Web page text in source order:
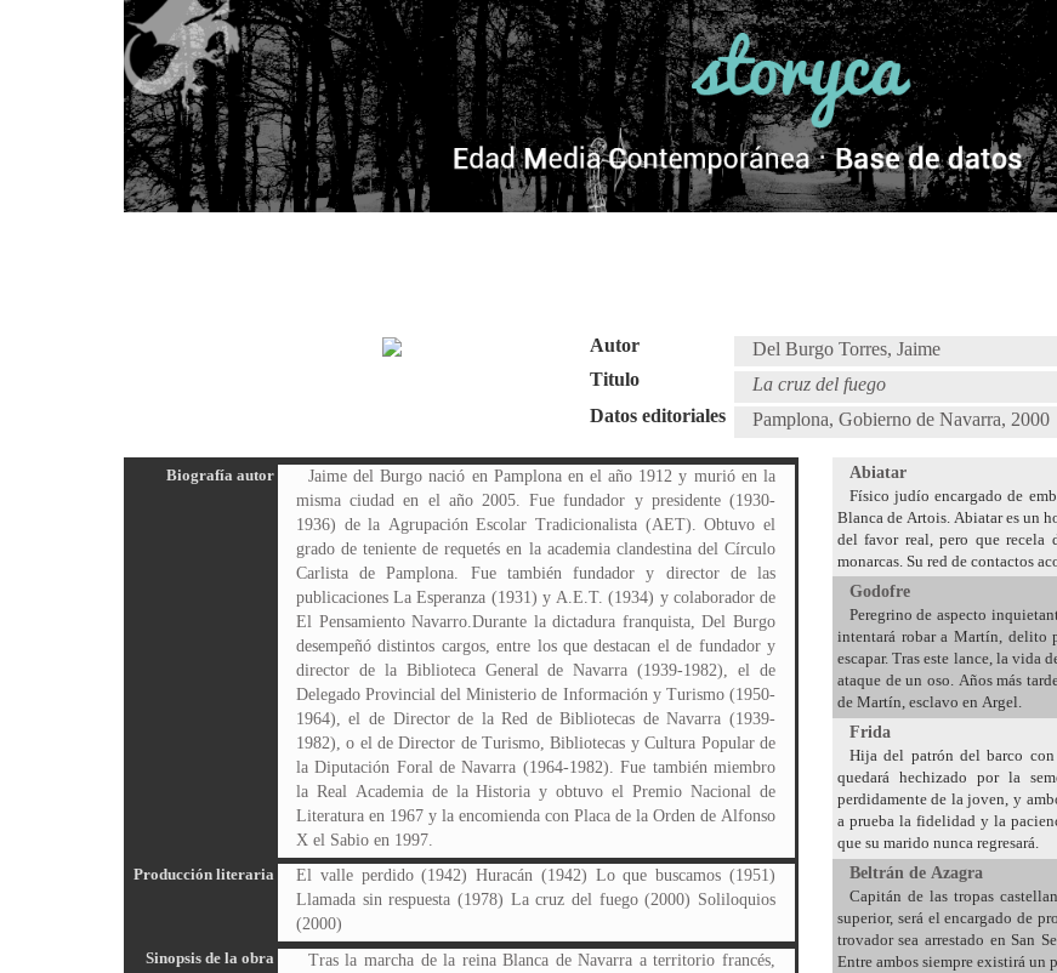
Autor
Del Burgo Torres, Jaime
Titulo
La cruz del fuego
Datos editoriales
Pamplona, Gobierno de Navarra, 2000
Biografía autor
Jaime del Burgo nació en Pamplona en el año 1912 y murió en la
misma ciudad en el año 2005. Fue fundador y presidente (1930-
1936) de la Agrupación Escolar Tradicionalista (AET). Obtuvo el
grado de teniente de requetés en la academia clandestina del Círculo
Carlista de Pamplona. Fue también fundador y director de las
publicaciones La Esperanza (1931) y A.E.T. (1934) y colaborador de
El Pensamiento Navarro.Durante la dictadura franquista, Del Burgo
desempeñó distintos cargos, entre los que destacan el de fundador y
director de la Biblioteca General de Navarra (1939-1982), el de
Delegado Provincial del Ministerio de Información y Turismo (1950-
1964), el de Director de la Red de Bibliotecas de Navarra (1939-
1982), o el de Director de Turismo, Bibliotecas y Cultura Popular de
la Diputación Foral de Navarra (1964-1982). Fue también miembro
la Real Academia de la Historia y obtuvo el Premio Nacional de
Literatura en 1967 y la encomienda con Placa de la Orden de Alfonso
X el Sabio en 1997.
Producción literaria
El valle perdido (1942) Huracán (1942) Lo que buscamos (1951)
Llamada sin respuesta (1978) La cruz del fuego (2000) Soliloquios
(2000)
Sinopsis de la obra
Tras la marcha de la reina Blanca de Navarra a territorio francés,
Abiatar
Físico judío encargado de
Blanca de Artois. Abiatar es un
del favor real, pero que recela
monarcas. Su red de contactos
Godofre
Peregrino de aspecto
intentará robar a Martín, delito
escapar. Tras este lance, la vida
ataque de un oso. Años más
de Martín, esclavo en Argel.
Frida
Hija del patrón del barco
quedará hechizado por la
perdidamente de la joven, y
a prueba la fidelidad y la
que su marido nunca regresará.
Beltrán de Azagra
Capitán de las tropas
superior, será el encargado de
trovador sea arrestado en San
Entre ambos siempre existirá un